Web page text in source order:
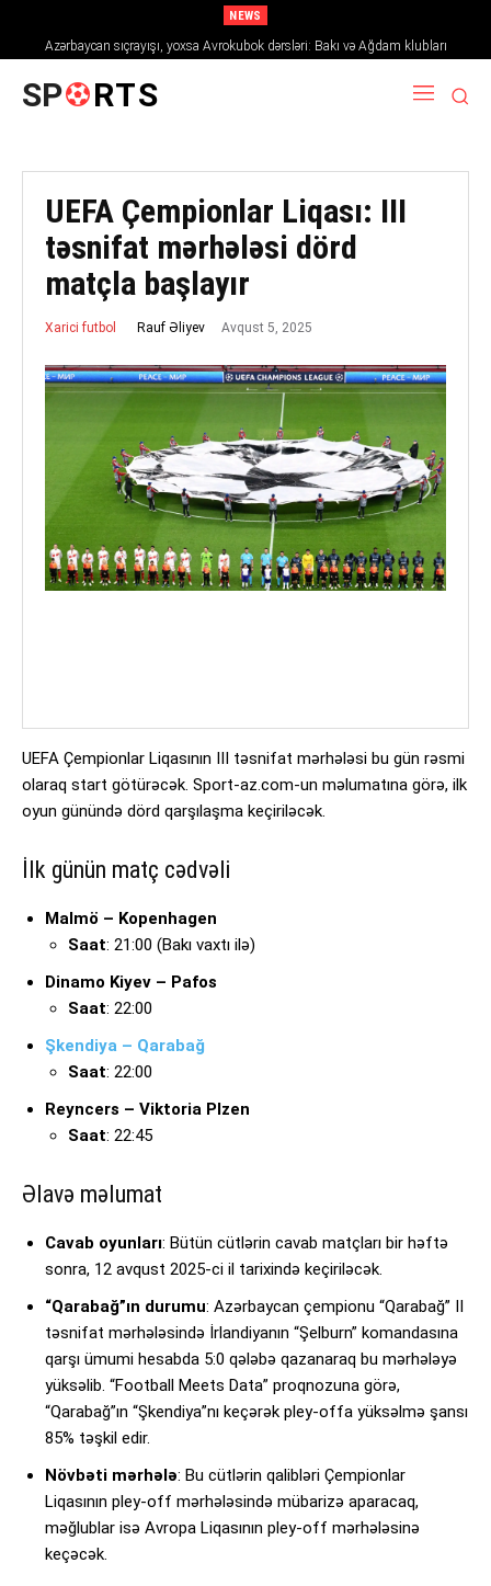
NEWS
Azərbaycan sıçrayışı, yoxsa Avrokubok dərsləri: Bakı və Ağdam klubları
2026/27 mövsümündə Avropanı necə fəth edir
SP RTS
UEFA Çempionlar Liqası: III
təsnifat mərhələsi dörd
matçla başlayır
Xarici futbol Rauf Əliyev Avqust 5, 2025
UEFA Çempionlar Liqasının III təsnifat mərhələsi bu gün rəsmi
olaraq start götürəcək. Sport-az.com-un məlumatına görə, ilk
oyun günündə dörd qarşılaşma keçiriləcək.
İlk günün matç cədvəli
Malmö – Kopenhagen
Saat: 21:00 (Bakı vaxtı ilə)
Dinamo Kiyev – Pafos
Saat: 22:00
Şkendiya – Qarabağ
Saat: 22:00
Reyncers – Viktoria Plzen
Saat: 22:45
Əlavə məlumat
Cavab oyunları: Bütün cütlərin cavab matçları bir həftə
sonra, 12 avqust 2025-ci il tarixində keçiriləcək.
“Qarabağ”ın durumu: Azərbaycan çempionu “Qarabağ” II
təsnifat mərhələsində İrlandiyanın “Şelburn” komandasına
qarşı ümumi hesabda 5:0 qələbə qazanaraq bu mərhələyə
yüksəlib. “Football Meets Data” proqnozuna görə,
“Qarabağ”ın “Şkendiya”nı keçərək pley-offa yüksəlmə şansı
85% təşkil edir.
Növbəti mərhələ: Bu cütlərin qalibləri Çempionlar
Liqasının pley-off mərhələsində mübarizə aparacaq,
məğlublar isə Avropa Liqasının pley-off mərhələsinə
keçəcək.